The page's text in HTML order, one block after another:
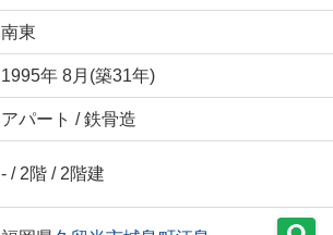
南東
1995年 8月(築31年)
アパート / 鉄骨造
- / 2階 / 2階建